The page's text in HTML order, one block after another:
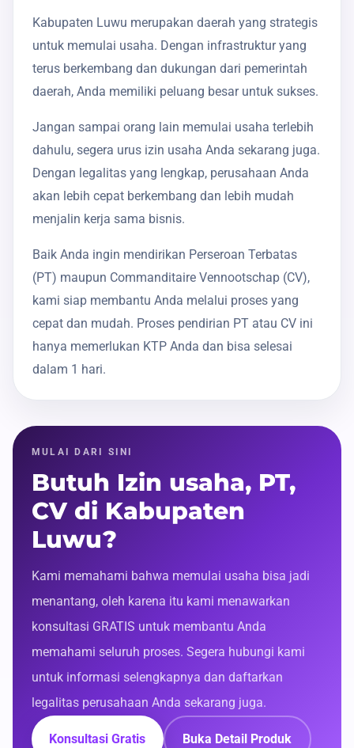
Kabupaten Luwu merupakan daerah yang strategis
untuk memulai usaha. Dengan infrastruktur yang
terus berkembang dan dukungan dari pemerintah
daerah, Anda memiliki peluang besar untuk sukses.
Jangan sampai orang lain memulai usaha terlebih
dahulu, segera urus izin usaha Anda sekarang juga.
Dengan legalitas yang lengkap, perusahaan Anda
akan lebih cepat berkembang dan lebih mudah
menjalin kerja sama bisnis.
Baik Anda ingin mendirikan Perseroan Terbatas
(PT) maupun Commanditaire Vennootschap (CV),
kami siap membantu Anda melalui proses yang
cepat dan mudah. Proses pendirian PT atau CV ini
hanya memerlukan KTP Anda dan bisa selesai
dalam 1 hari.
MULAI DARI SINI
Butuh Izin usaha, PT,
CV di Kabupaten
Luwu?
Kami memahami bahwa memulai usaha bisa jadi
menantang, oleh karena itu kami menawarkan
konsultasi GRATIS untuk membantu Anda
memahami seluruh proses. Segera hubungi kami
untuk informasi selengkapnya dan daftarkan
legalitas perusahaan Anda sekarang juga.
Konsultasi Gratis Buka Detail Produk